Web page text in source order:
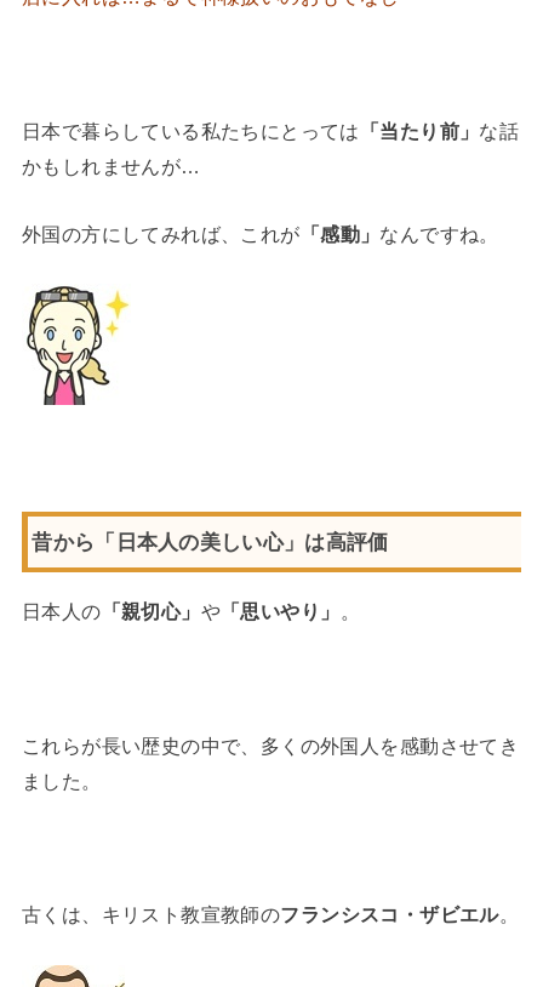
日本で暮らしている私たちにとっては 「当たり前」 な話
かもしれませんが…
外国の方にしてみれば、これが 「感動」 なんですね。
昔から「日本人の美しい心」は高評価
日本人の 「親切心」 や 「思いやり」 。
これらが長い歴史の中で、多くの外国人を感動させてき
ました。
古くは、キリスト教宣教師のフランシスコ・ザビエル。